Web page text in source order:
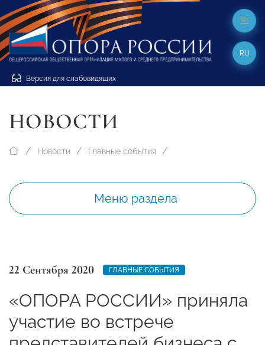
Версия для слабовидящих
RU
НОВОСТИ
Новости Главные события
Меню раздела
22 Сентября 2020 ГЛАВНЫЕ СОБЫТИЯ
«ОПОРА РОССИИ» приняла
участие во встрече